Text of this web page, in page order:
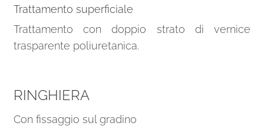
Trattamento superficiale
Trattamento con doppio strato di vernice
trasparente poliuretanica.
RINGHIERA
Con fissaggio sul gradino